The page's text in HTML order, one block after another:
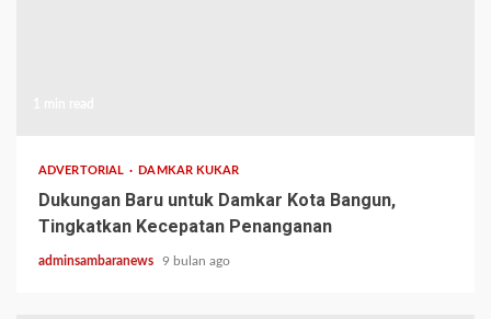
ADVERTORIAL DAMKAR KUKAR
Dukungan Baru untuk Damkar Kota Bangun,
Tingkatkan Kecepatan Penanganan
adminsambaranews 9 bulan ago